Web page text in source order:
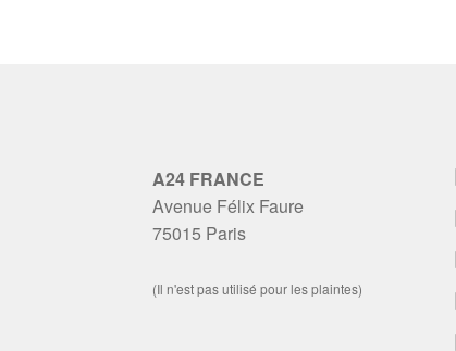
A24 FRANCE
Avenue Félix Faure
75015 Paris
(Il n'est pas utilisé pour les plaintes)